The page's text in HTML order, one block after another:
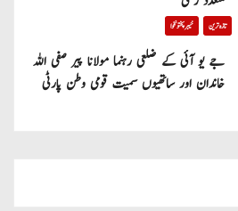
تازہ ترین خیبر پختونخوا
جے یو آئی کے ضلعی رہنما مولانا پیر صفی اللہ
خاندان اور ساتھیوں سمیت قومی وطن پارٹی